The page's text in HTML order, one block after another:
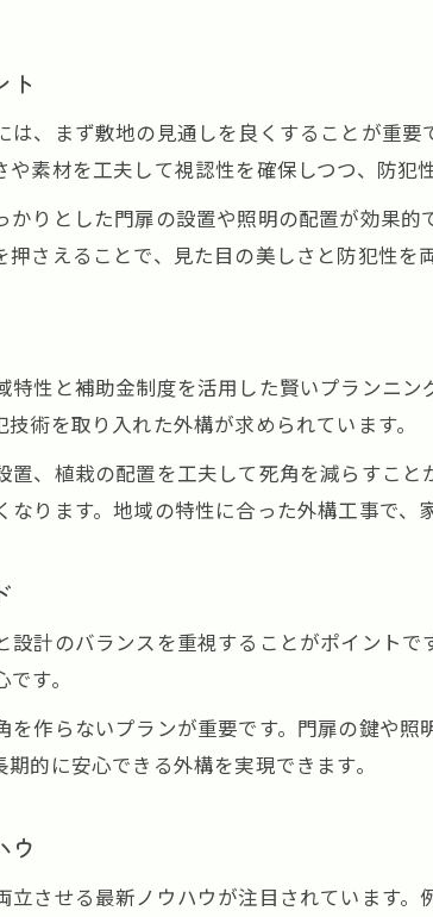
外構工事の費用対効果を最大化す
外構工事で防犯強化を実現する工夫
奈良の外構工事でできる防犯対策実
防犯意識を高める外構工事の進め
セミクローズ外構で資産と安全を守る方
セミクローズ外構のメリットと防
外構工事で資産価値と安全性を高
資産を守る外構工事のセミクロー
外構工事の防犯ノウハウを徹底解説
奈良市で役立つ外構工事の防犯対策
奈良で知っておきたい防犯外構の
ト
、まず敷地の見通しを良くすることが重
素材を工夫して視認性を確保しつつ、防犯
りとした門扉の設置や照明の配置が効果的
さえることで、見た目の美しさと防犯性を
性と補助金制度を活用した賢いプランニ
術を取り入れた外構が求められています。
、植栽の配置を工夫して死角を減らすこ
ります。地域の特性に合った外構工事で、
計のバランスを重視することがポイント
す。
作らないプランが重要です。門扉の鍵や
的に安心できる外構を実現できます。
ウ
させる最新ノウハウが注目されています